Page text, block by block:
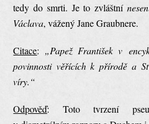
tedy do smrti. Je to zvláštní
Václava, vážený Jane Graubnere.
Citace: „Papež František v
povinnosti věřících k přírodě a
víry.“
Odpověď: Toto tvrzení